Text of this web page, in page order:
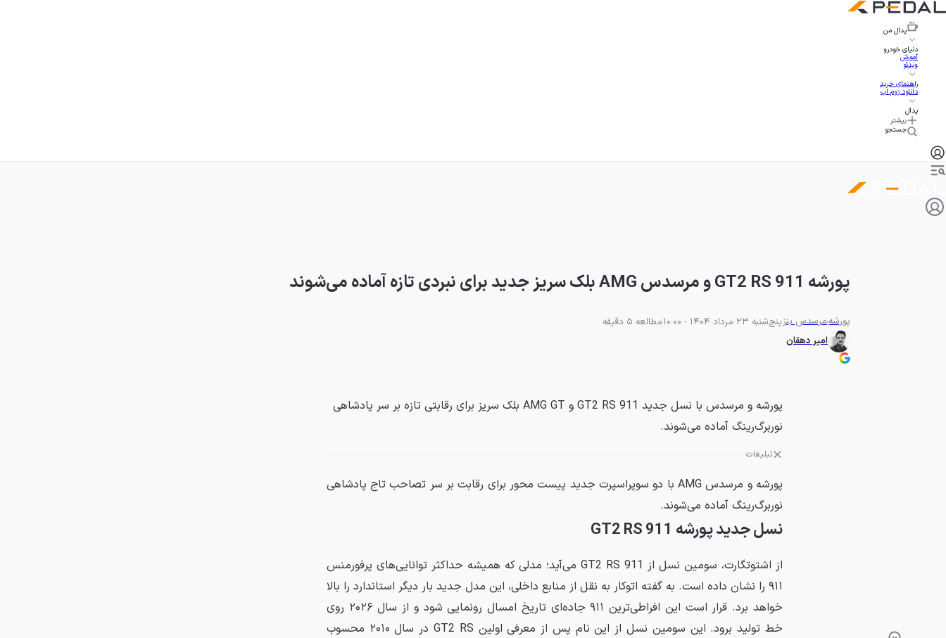
پدال من
دنیای خودرو
آموزش
ویدئو
راهنمای خرید
دانلود زوم اپ
پدال
بیشتر
جستجو
پورشه 911 GT2 RS و مرسدس AMG بلک سریز جدید برای نبردی تازه آماده می‌شوند
پورشهمرسدس بنزپنج‌شنبه 23 مرداد 1404 - 10:00
مطالعه 5 دقیقه
امیر دهقان
پورشه و مرسدس با نسل جدید 911 GT2 RS و AMG GT بلک سریز برای رقابتی تازه بر سر پادشاهی
نوربرگ‌رینگ آماده می‌شوند.
تبلیغات
پورشه و مرسدس AMG با دو سوپراسپرت جدید پیست محور برای رقابت بر سر تصاحب تاج پادشاهی
نوربرگ‌رینگ آماده می‌شوند.
نسل جدید پورشه 911 GT2 RS
از اشتوتگارت، سومین نسل از 911 GT2 RS می‌آید؛ مدلی که همیشه حداکثر توانایی‌های پرفورمنس
۹۱۱ را نشان داده است. به گفته اتوکار به نقل از منابع داخلی، این مدل جدید بار دیگر استاندارد را بالا
خواهد برد. قرار است این افراطی‌ترین ۹۱۱ جاده‌ای تاریخ امسال رونمایی شود و از سال ۲۰۲۶ روی
خط تولید برود. این سومین نسل از این نام پس از معرفی اولین GT2 RS در سال ۲۰۱۰ محسوب